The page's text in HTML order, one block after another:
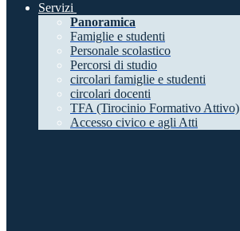
Servizi
Panoramica
Famiglie e studenti
Personale scolastico
Percorsi di studio
circolari famiglie e studenti
circolari docenti
TFA (Tirocinio Formativo Attivo)
Accesso civico e agli Atti